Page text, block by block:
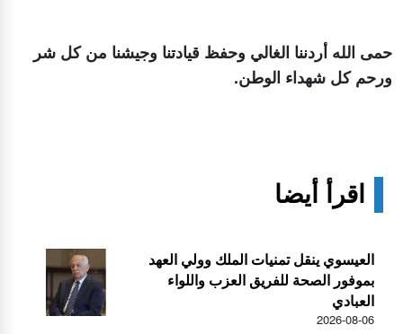
حمى الله أردننا الغالي وحفظ قيادتنا وجيشنا من كل شر
ورحم كل شهداء الوطن.
اقرأ أيضا
العيسوي ينقل تمنيات الملك وولي العهد
بموفور الصحة للفريق العزب واللواء
العبادي
2026-08-06